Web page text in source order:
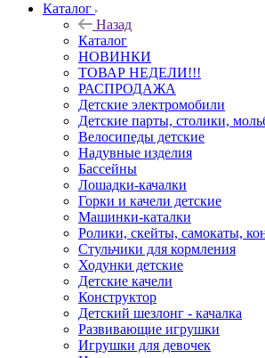
Каталог
Назад
Каталог
НОВИНКИ
ТОВАР НЕДЕЛИ!!!
РАСПРОДАЖА
Детские электромобили
Детские парты, столики,
Велосипеды детские
Надувные изделия
Бассейны
Лошадки-качалки
Горки и качели детские
Машинки-каталки
Ролики, скейты, самокаты,
Стульчики для кормления
Ходунки детские
Детские качели
Конструктор
Детский шезлонг - качалка
Развивающие игрушки
Игрушки для девочек